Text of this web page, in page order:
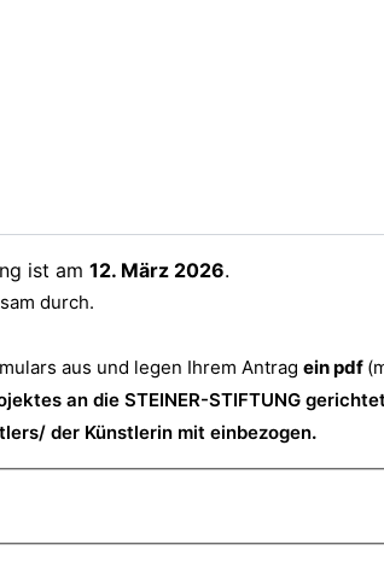
ist am 12. März 2026.
durch.
aus und legen Ihrem Antrag ein pdf
an die STEINER-STIFTUNG
der Künstlerin mit einbezogen.